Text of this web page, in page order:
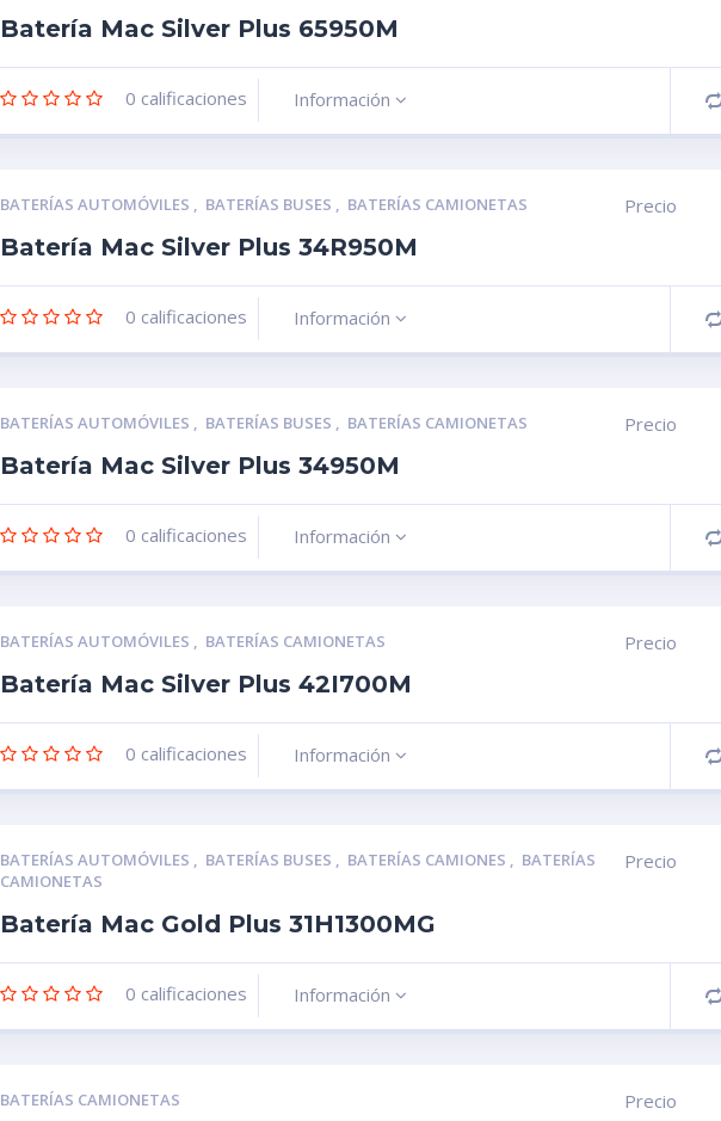
Batería Mac Silver Plus 65950M
0 calificaciones Información
BATERÍAS AUTOMÓVILES , BATERÍAS BUSES , BATERÍAS CAMIONETAS
Batería Mac Silver Plus 34R950M
Precio
0 calificaciones Información
BATERÍAS AUTOMÓVILES , BATERÍAS BUSES , BATERÍAS CAMIONETAS
Batería Mac Silver Plus 34950M
Precio
0 calificaciones Información
BATERÍAS AUTOMÓVILES , BATERÍAS CAMIONETAS
Batería Mac Silver Plus 42I700M
Precio
0 calificaciones Información
BATERÍAS AUTOMÓVILES , BATERÍAS BUSES , BATERÍAS CAMIONES , BATERÍAS
CAMIONETAS
Batería Mac Gold Plus 31H1300MG
Precio
0 calificaciones Información
BATERÍAS CAMIONETAS Precio